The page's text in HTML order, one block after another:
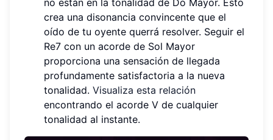
no están en la tonalidad de Do Mayor. Esto
crea una disonancia convincente que el
oído de tu oyente querrá resolver. Seguir el
Re7 con un acorde de Sol Mayor
proporciona una sensación de llegada
profundamente satisfactoria a la nueva
tonalidad. Visualiza esta relación
encontrando el acorde V de cualquier
tonalidad al instante.